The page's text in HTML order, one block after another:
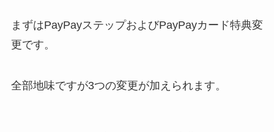
まずはPayPayステップおよびPayPayカード特典変
更です。
全部地味ですが3つの変更が加えられます。